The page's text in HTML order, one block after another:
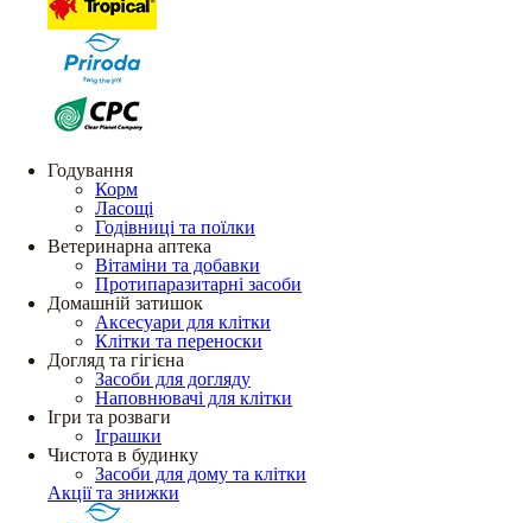
Годування
Корм
Ласощі
Годівниці та поїлки
Ветеринарна аптека
Вітаміни та добавки
Протипаразитарні засоби
Домашній затишок
Аксесуари для клітки
Клітки та переноски
Догляд та гігієна
Засоби для догляду
Наповнювачі для клітки
Ігри та розваги
Іграшки
Чистота в будинку
Засоби для дому та клітки
Акції та знижки